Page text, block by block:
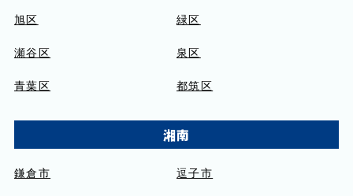
旭区 緑区
瀬谷区 泉区
青葉区 都筑区
湘南
鎌倉市 逗子市